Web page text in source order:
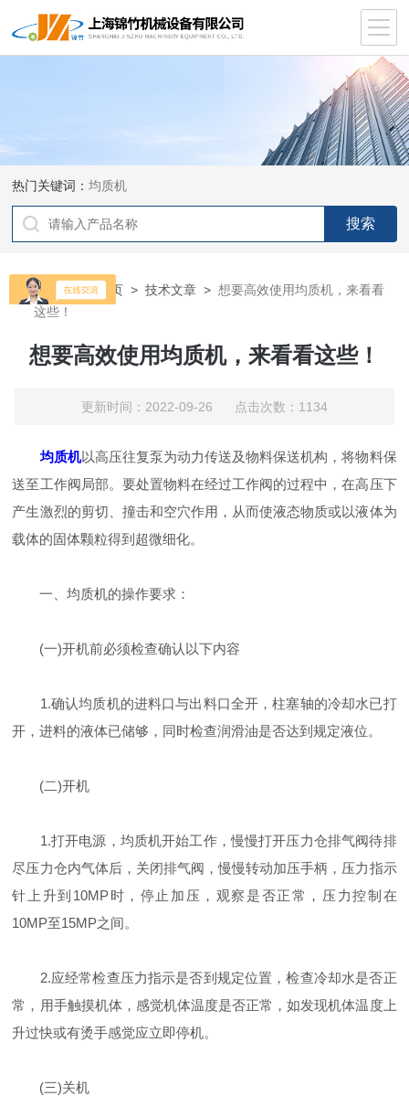
热门关键词：均质机
当前位置：首页 >技术文章 >想要高效使用均质机，来看看
这些！
想要高效使用均质机，来看看这些！
更新时间：2022-09-26 点击次数：1134
均质机以高压往复泵为动力传送及物料保送机构，将物料保
送至工作阀局部。要处置物料在经过工作阀的过程中，在高压下
产生激烈的剪切、撞击和空穴作用，从而使液态物质或以液体为
载体的固体颗粒得到超微细化。
一、均质机的操作要求：
(一)开机前必须检查确认以下内容
1.确认均质机的进料口与出料口全开，柱塞轴的冷却水已打
开，进料的液体已储够，同时检查润滑油是否达到规定液位。
(二)开机
1.打开电源，均质机开始工作，慢慢打开压力仓排气阀待排
尽压力仓内气体后，关闭排气阀，慢慢转动加压手柄，压力指示
针上升到10MP时，停止加压，观察是否正常，压力控制在
10MP至15MP之间。
2.应经常检查压力指示是否到规定位置，检查冷却水是否正
常，用手触摸机体，感觉机体温度是否正常，如发现机体温度上
升过快或有烫手感觉应立即停机。
(三)关机